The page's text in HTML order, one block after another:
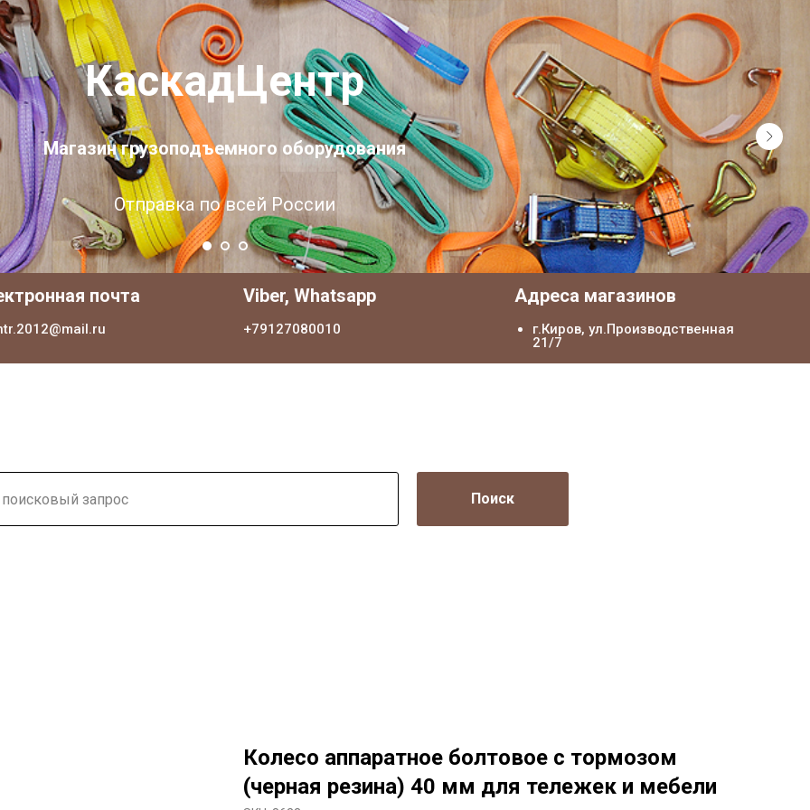
КаскадЦентр
Магазин грузоподъемного оборудования
Отправка по всей России
почта Viber, Whatsapp
+79127080010
Адреса магазинов
г.Киров, ул.Производственная
21/7
Поиск
Колесо аппаратное болтовое с тормозом
(черная резина) 40 мм для тележек и мебели